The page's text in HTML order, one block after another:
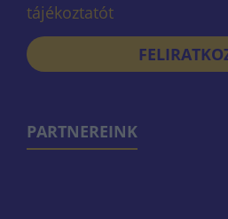
tájékoztatót
PARTNEREINK